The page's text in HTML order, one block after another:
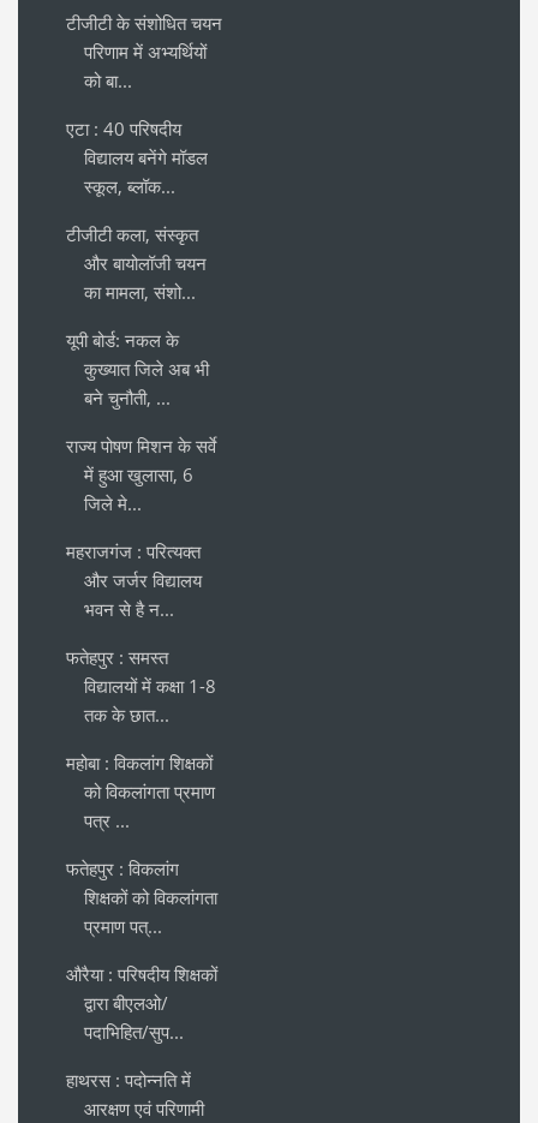
टीजीटी के संशोधित चयन
परिणाम में अभ्यर्थियों
को बा...
एटा : 40 परिषदीय
विद्यालय बनेंगे मॉडल
स्कूल, ब्लॉक...
टीजीटी कला, संस्कृत
और बायोलॉजी चयन
का मामला, संशो...
यूपी बोर्ड: नकल के
कुख्यात जिले अब भी
बने चुनौती, ...
राज्य पोषण मिशन के सर्वे
में हुआ खुलासा, 6
जिले मे...
महराजगंज : परित्यक्त
और जर्जर विद्यालय
भवन से है न...
फतेहपुर : समस्त
विद्यालयों में कक्षा 1-8
तक के छात...
महोबा : विकलांग शिक्षकों
को विकलांगता प्रमाण
पत्र ...
फतेहपुर : विकलांग
शिक्षकों को विकलांगता
प्रमाण पत्...
औरैया : परिषदीय शिक्षकों
द्वारा बीएलओ/
पदाभिहित/सुप...
हाथरस : पदोन्नति में
आरक्षण एवं परिणामी